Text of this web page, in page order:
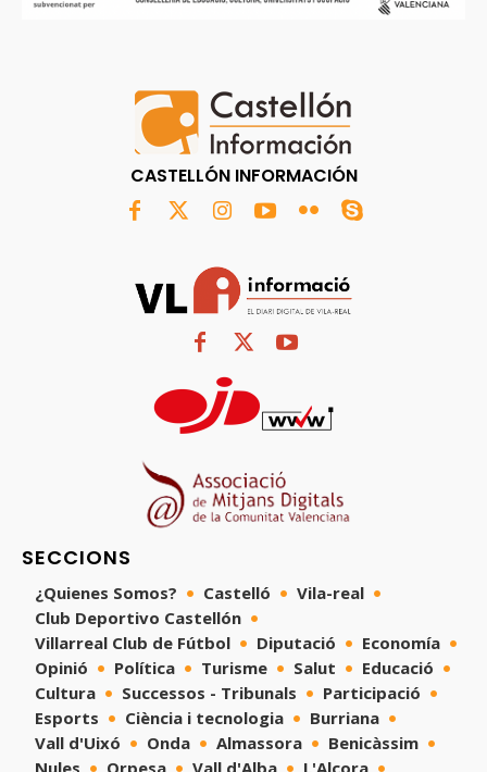
CASTELLÓN INFORMACIÓN
SECCIONS
¿Quienes Somos? Castelló
Vila-real
Club Deportivo Castellón
Villarreal Club de Fútbol
Diputació
Economía
Opinió
Política Turisme Salut
Educació
Cultura
Successos - Tribunals
Participació
Esports
Ciència i tecnologia
Burriana
Vall d'Uixó
Onda Almassora
Benicàssim
Nules
Orpesa Vall d'Alba
L'Alcora